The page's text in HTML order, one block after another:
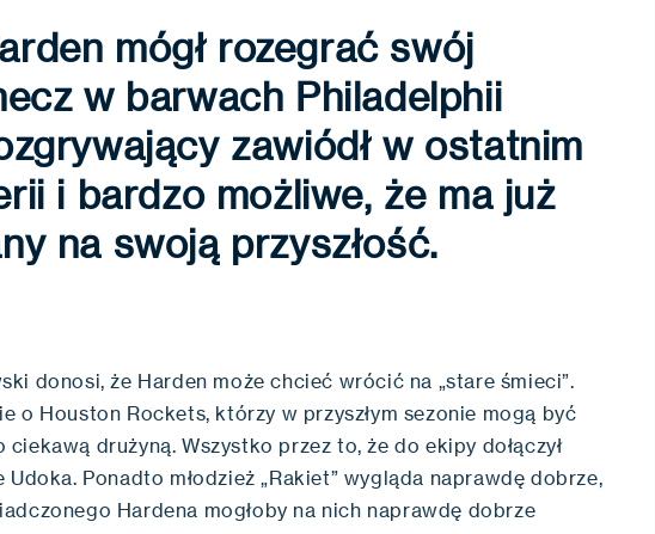
mógł rozegrać swój
w barwach Philadelphii
zawiódł w ostatnim
i bardzo możliwe, że ma już
na swoją przyszłość.
donosi, że Harden może chcieć wrócić na „stare śmieci”.
o Houston Rockets, którzy w przyszłym sezonie mogą być
drużyną. Wszystko przez to, że do ekipy dołączył
Udoka. Ponadto młodzież „Rakiet” wygląda naprawdę dobrze,
Hardena mogłoby na nich naprawdę dobrze